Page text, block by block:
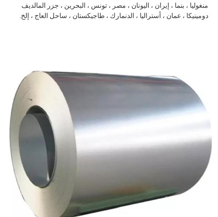
منغوليا ، بنما ، إيران ، اليونان ، مصر ، تونس ، البحرين ، جزر المالديف
دومينيكا ، عمان ، أستراليا ، الدنمارك ، طاجيكستان ، ساحل العاج ، إلخ.